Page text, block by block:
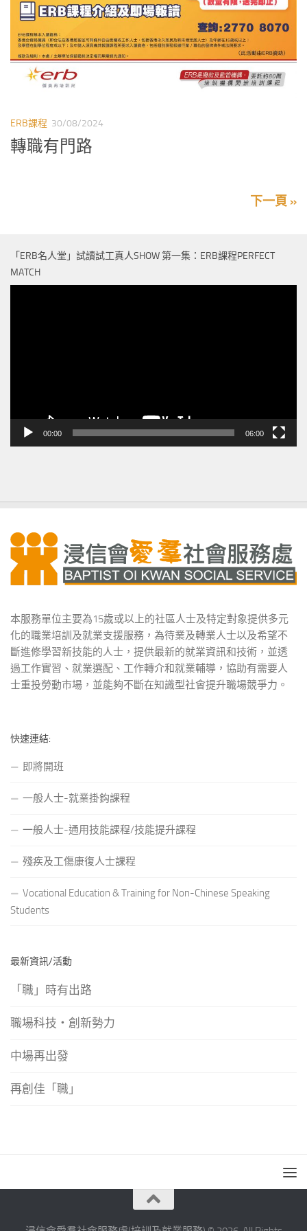
ERB課程 30/08/2024
轉職有門路
下一頁 »
「ERB名人堂」試讀試工真人SHOW 第一集：ERB課程PERFECT
MATCH
00:00 06:00
本服務單位主要為15歲或以上的社區人士及特定對象提供多元
化的職業培訓及就業支援服務，為待業及轉業人士以及希望不
斷進修學習新技能的人士，提供最新的就業資訊和技術，並透
過工作實習、就業選配、工作轉介和就業輔導，協助有需要人
士重投勞動市場，並能夠不斷在知識型社會提升職場競爭力。
快速連結:
即將開班
一般人士-就業掛鈎課程
一般人士-通用技能課程/技能提升課程
殘疾及工傷康復人士課程
Vocational Education & Training for Non-Chinese Speaking
Students
最新資訊/活動
「職」時有出路
職場科技‧創新勢力
中場再出發
再創佳「職」